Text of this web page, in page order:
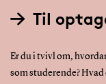
Til
Er du i tvivl om,
som studerende? Hvad